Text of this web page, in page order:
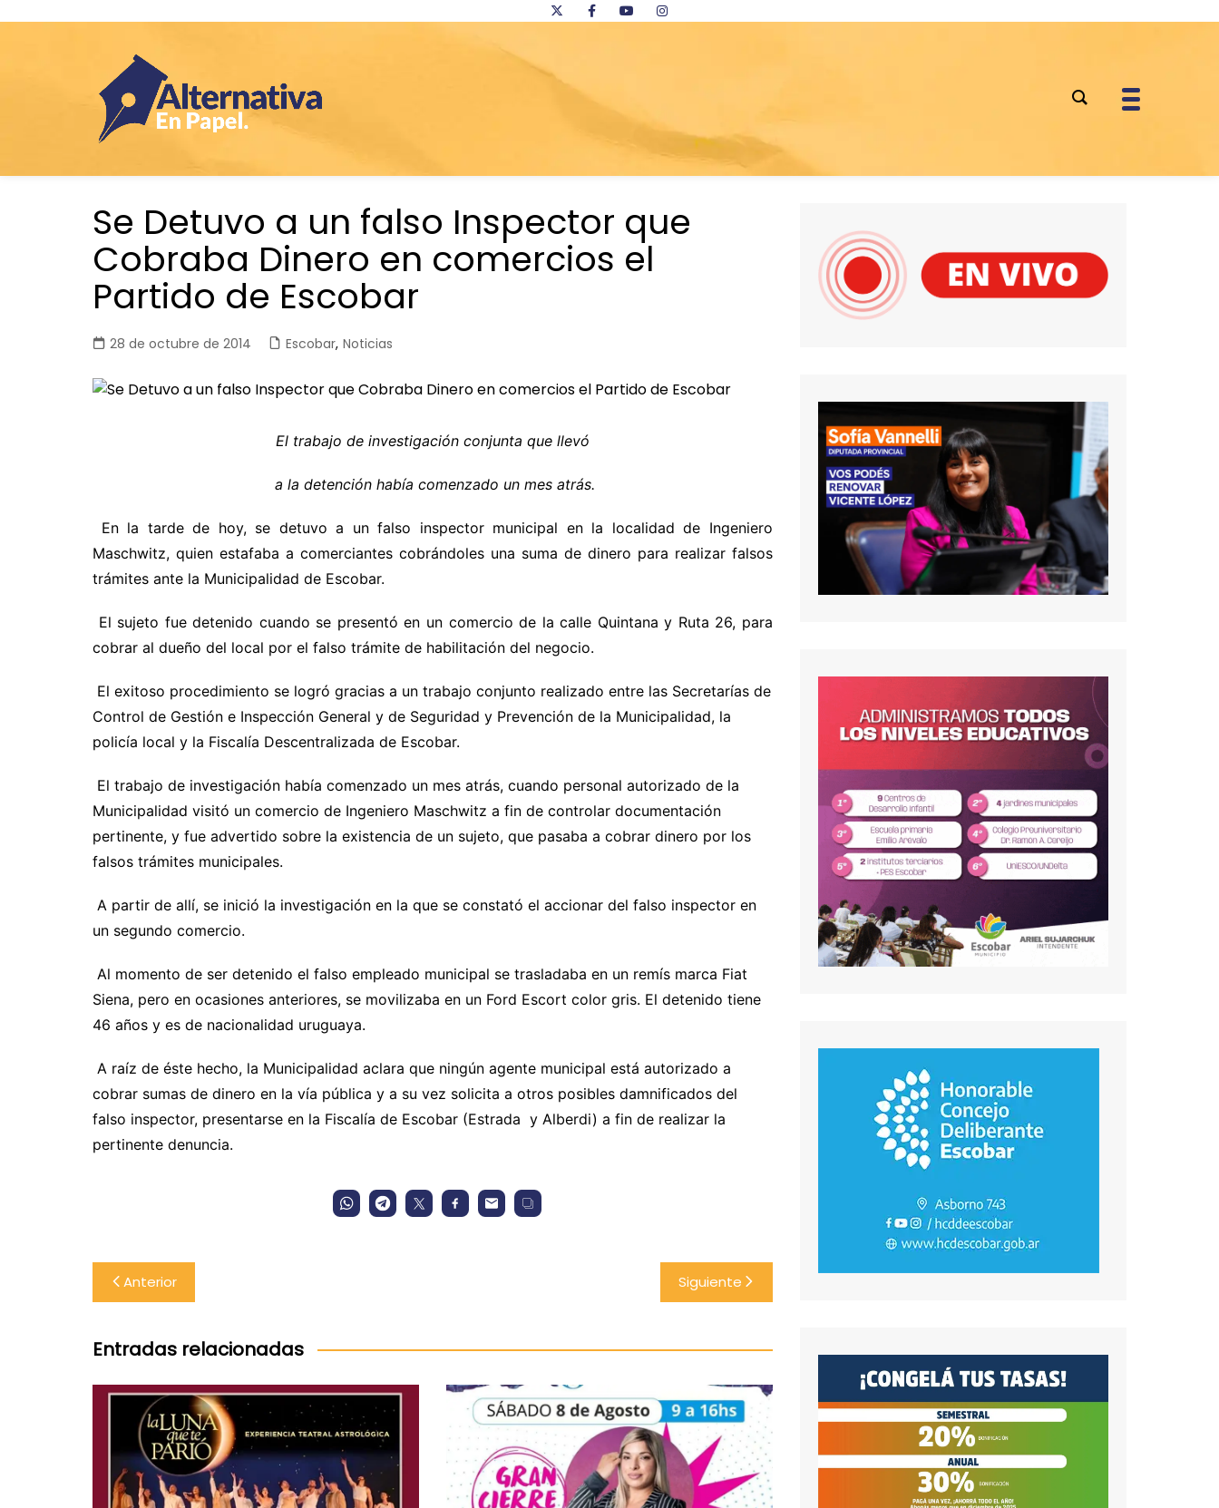
Se Detuvo a un falso Inspector que
Cobraba Dinero en comercios el
Partido de Escobar
28 de octubre de 2014 Escobar, Noticias
El trabajo de investigación conjunta que llevó
a la detención había comenzado un mes atrás.
En la tarde de hoy, se detuvo a un falso inspector municipal en la localidad de Ingeniero
Maschwitz, quien estafaba a comerciantes cobrándoles una suma de dinero para realizar falsos
trámites ante la Municipalidad de Escobar.
El sujeto fue detenido cuando se presentó en un comercio de la calle Quintana y Ruta 26, para
cobrar al dueño del local por el falso trámite de habilitación del negocio.
El exitoso procedimiento se logró gracias a un trabajo conjunto realizado entre las Secretarías de
Control de Gestión e Inspección General y de Seguridad y Prevención de la Municipalidad, la
policía local y la Fiscalía Descentralizada de Escobar.
El trabajo de investigación había comenzado un mes atrás, cuando personal autorizado de la
Municipalidad visitó un comercio de Ingeniero Maschwitz a fin de controlar documentación
pertinente, y fue advertido sobre la existencia de un sujeto, que pasaba a cobrar dinero por los
falsos trámites municipales.
A partir de allí, se inició la investigación en la que se constató el accionar del falso inspector en
un segundo comercio.
Al momento de ser detenido el falso empleado municipal se trasladaba en un remís marca Fiat
Siena, pero en ocasiones anteriores, se movilizaba en un Ford Escort color gris. El detenido tiene
46 años y es de nacionalidad uruguaya.
A raíz de éste hecho, la Municipalidad aclara que ningún agente municipal está autorizado a
cobrar sumas de dinero en la vía pública y a su vez solicita a otros posibles damnificados del
falso inspector, presentarse en la Fiscalía de Escobar (Estrada y Alberdi) a fin de realizar la
pertinente denuncia.
Navegación
de
entradas
Anterior Siguiente
Entradas relacionadas